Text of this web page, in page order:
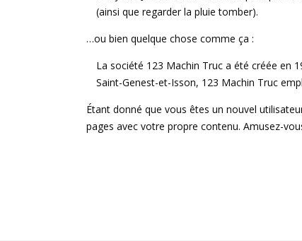
(ainsi que regarder la pluie tomber).
…ou bien quelque chose comme ça :
La société 123 Machin Truc a été créée en
Saint-Genest-et-Isson, 123 Machin Truc
Étant donné que vous êtes un nouvel
pages avec votre propre contenu. Amusez-